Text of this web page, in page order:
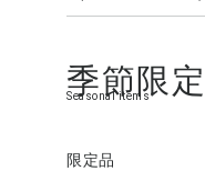
季節限
Seasonal items
限定品